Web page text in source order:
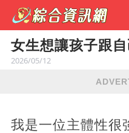
女生想讓孩子跟
2026/05/12
我是一位主體性很